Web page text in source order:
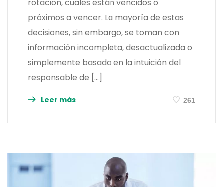
rotación, cuáles están vencidos o
próximos a vencer. La mayoría de estas
decisiones, sin embargo, se toman con
información incompleta, desactualizada o
simplemente basada en la intuición del
responsable de […]
Leer más 261